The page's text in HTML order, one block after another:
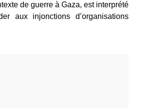
de guerre à Gaza, est interprété
aux injonctions d’organisations